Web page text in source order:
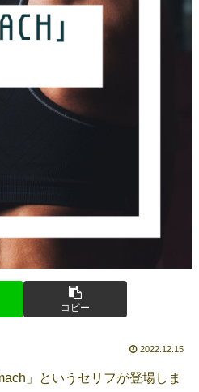
コピー
2022.12.15
」というセリフが登場しま